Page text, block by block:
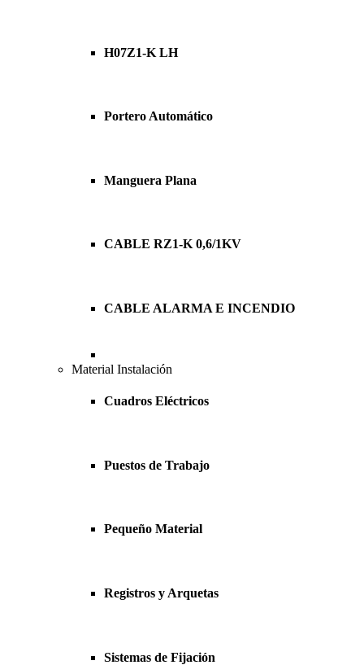
H07Z1-K LH
Portero Automático
Manguera Plana
CABLE RZ1-K 0,6/1KV
CABLE ALARMA E INCENDIO
Material Instalación
Cuadros Eléctricos
Puestos de Trabajo
Pequeño Material
Registros y Arquetas
Sistemas de Fijación